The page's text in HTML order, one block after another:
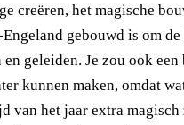
creëren, het magische
gebouwd is om
en geleiden. Je zou ook een
kunnen maken, omdat
van het jaar extra magisch